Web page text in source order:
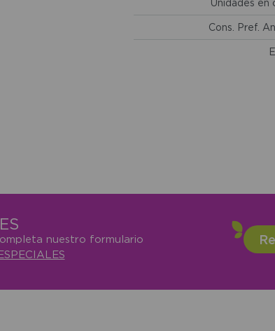
Unidades en
Cons. Pref.
nuestro formulario